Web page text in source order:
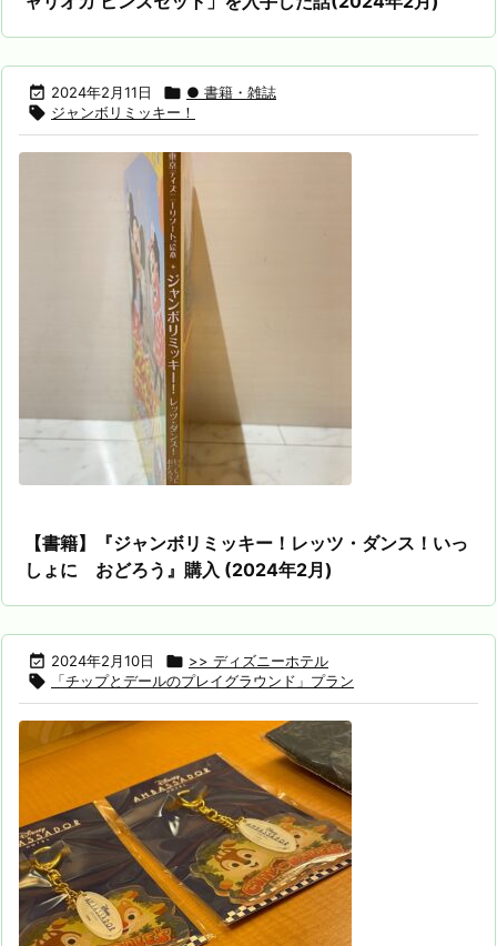
 2024年2月11日  ● 書籍・雑誌
 ジャンボリミッキー！
【書籍】『ジャンボリミッキー！レッツ・ダンス！いっ
しょに おどろう』購入 (2024年2月)
 2024年2月10日  >> ディズニーホテル
 「チップとデールのプレイグラウンド」プラン